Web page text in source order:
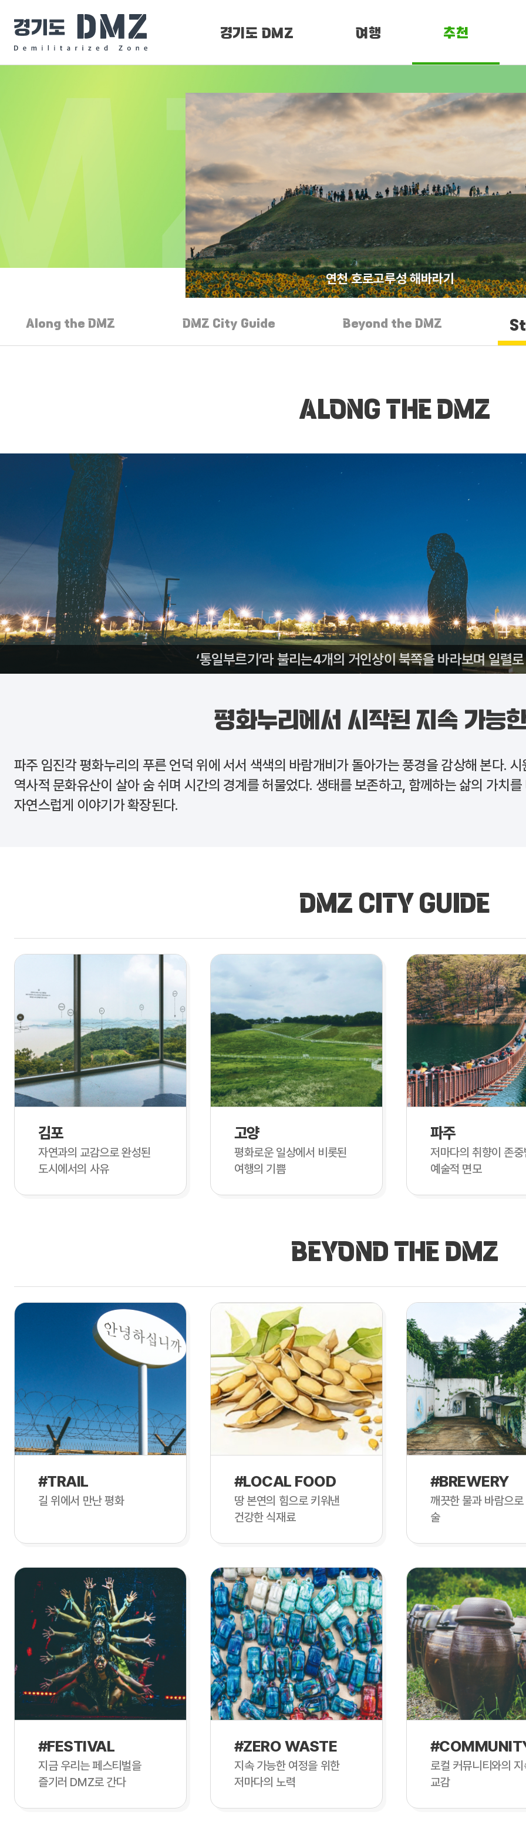
경기도 DMZ
DMZ 소개
DMZ OPEN 페스티벌
여행
여행정보
임진각 평화누리
추천
추천여행
연천 호로고루성 해바라기
Along the DMZ DMZ City Guide Beyond the DMZ
ALONG THE DMZ
‘통일부르기’라 불리는4개의 거인상이 북쪽을 바라보며 일렬
평화누리에서 시작된 지속 가능
파주 임진각 평화누리 의 푸른 언덕 위에 서서 색색의 바람개비가 돌아가는 풍경을 감상해 본다.
역사적 문화유산이 살아 숨 쉬며 시간의 경계를 허물었다. 생태를 보존하고, 함께하는 삶의 가치
자연스럽게 이야기가 확장된다.
DMZ CITY GUIDE
김포
자연과의 교감으로 완성된
도시에서의 사유
고양
평화로운 일상에서 비롯된
여행의 기쁨
파주
저마다의 취향이 존
예술적 면모
BEYOND THE DMZ
#TRAIL
길 위에서 만난 평화
#LOCAL FOOD
땅 본연의 힘으로 키워낸
건강한 식재료
#BREWERY
깨끗한 물과 바람으
술
#FESTIVAL
지금 우리는 페스티벌을
즐기러 DMZ로 간다
#ZERO WASTE
지속 가능한 여정을 위한
저마다의 노력
로컬 커뮤니티와의
교감